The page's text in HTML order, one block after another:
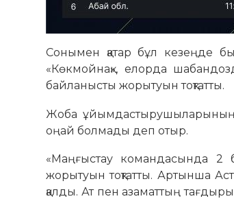
Сонымен қатар бұл кезеңде
«Көкмойнақ», елорда
байланысты жорытуын тоқтатты.
Жоба ұйымдастырушыларының
оңай болмады деп отыр.
«Маңғыстау командасында 2
жорытуын тоқтатты. Артынша
қалды. Ат пен азаматтың